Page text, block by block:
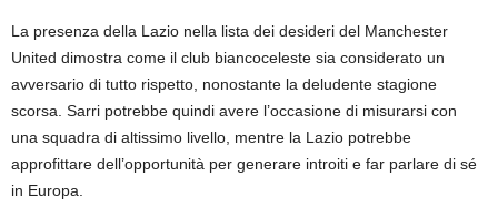
La presenza della Lazio nella lista dei desideri del Manchester
United dimostra come il club biancoceleste sia considerato un
avversario di tutto rispetto, nonostante la deludente stagione
scorsa. Sarri potrebbe quindi avere l’occasione di misurarsi con
una squadra di altissimo livello, mentre la Lazio potrebbe
approfittare dell’opportunità per generare introiti e far parlare di sé
in Europa.